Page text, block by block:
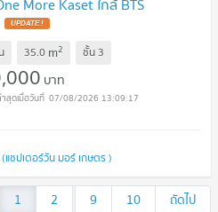
More Kaset ใกล้ BTS
UPDATE !
35.0 m2 ชั้น 3
บาท
07/08/2026 13:09:17
แชปเตอร์วัน มอร์ เกษตร )
1 2 ...
9 10 ถัดไป